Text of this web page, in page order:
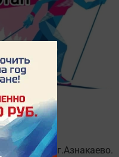
база г.Азнакаево.